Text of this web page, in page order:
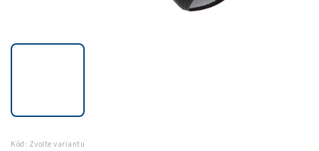
Kód: Zvolte variantu